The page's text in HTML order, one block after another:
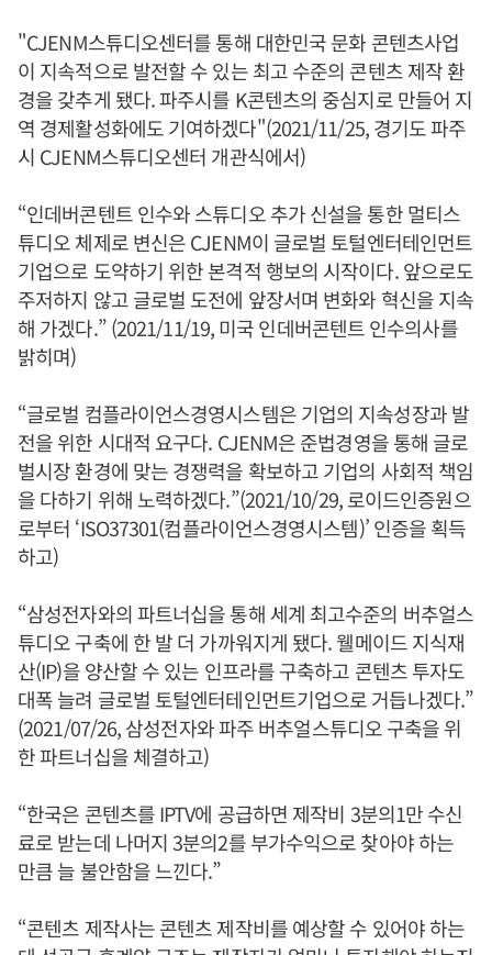
"CJENM스튜디오센터를 통해 대한민국 문화 콘텐츠사업
이 지속적으로 발전할 수 있는 최고 수준의 콘텐츠 제작 환
경을 갖추게 됐다. 파주시를 K콘텐츠의 중심지로 만들어 지
역 경제활성화에도 기여하겠다"(2021/11/25, 경기도 파주
시 CJENM스튜디오센터 개관식에서)
“인데버콘텐트 인수와 스튜디오 추가 신설을 통한 멀티스
튜디오 체제로 변신은 CJENM이 글로벌 토털엔터테인먼트
기업으로 도약하기 위한 본격적 행보의 시작이다. 앞으로도
주저하지 않고 글로벌 도전에 앞장서며 변화와 혁신을 지속
해 가겠다.” (2021/11/19, 미국 인데버콘텐트 인수의사를
밝히며)
“글로벌 컴플라이언스경영시스템은 기업의 지속성장과 발
전을 위한 시대적 요구다. CJENM은 준법경영을 통해 글로
벌시장 환경에 맞는 경쟁력을 확보하고 기업의 사회적 책임
을 다하기 위해 노력하겠다.”(2021/10/29, 로이드인증원으
로부터 ‘ISO37301(컴플라이언스경영시스템)’ 인증을 획득
하고)
“삼성전자와의 파트너십을 통해 세계 최고수준의 버추얼스
튜디오 구축에 한 발 더 가까워지게 됐다. 웰메이드 지식재
산(IP)을 양산할 수 있는 인프라를 구축하고 콘텐츠 투자도
대폭 늘려 글로벌 토털엔터테인먼트기업으로 거듭나겠다.”
(2021/07/26, 삼성전자와 파주 버추얼스튜디오 구축을 위
한 파트너십을 체결하고)
“한국은 콘텐츠를 IPTV에 공급하면 제작비 3분의1만 수신
료로 받는데 나머지 3분의2를 부가수익으로 찾아야 하는
만큼 늘 불안함을 느낀다.”
“콘텐츠 제작사는 콘텐츠 제작비를 예상할 수 있어야 하는